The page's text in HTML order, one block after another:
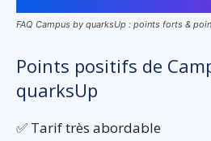
FAQ Campus by quarksUp : points forts &
Points positifs de
quarksUp
✅ Tarif très abordable